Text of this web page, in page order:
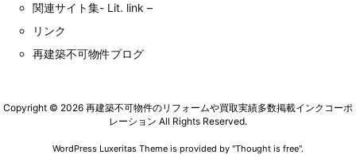
関連サイト集- Lit. link –
リンク
再建築不可物件ブログ
Copyright © 2026 再建築不可物件のリフォームや買取実績多数掲載インクコーポ
レーション All Rights Reserved.
WordPress Luxeritas Theme is provided by "Thought is free".